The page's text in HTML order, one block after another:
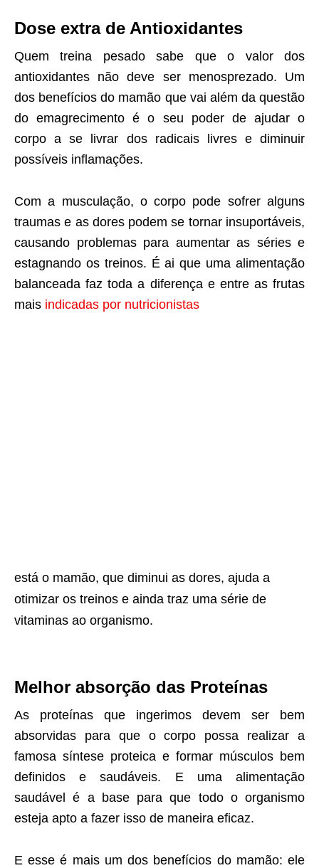
Dose extra de Antioxidantes
Quem treina pesado sabe que o valor dos
antioxidantes não deve ser menosprezado. Um
dos benefícios do mamão que vai além da questão
do emagrecimento é o seu poder de ajudar o
corpo a se livrar dos radicais livres e diminuir
possíveis inflamações.
Com a musculação, o corpo pode sofrer alguns
traumas e as dores podem se tornar insuportáveis,
causando problemas para aumentar as séries e
estagnando os treinos. É ai que uma alimentação
balanceada faz toda a diferença e entre as frutas
mais indicadas por nutricionistas
está o mamão, que diminui as dores, ajuda a
otimizar os treinos e ainda traz uma série de
vitaminas ao organismo.
Melhor absorção das Proteínas
As proteínas que ingerimos devem ser bem
absorvidas para que o corpo possa realizar a
famosa síntese proteica e formar músculos bem
definidos e saudáveis. E uma alimentação
saudável é a base para que todo o organismo
esteja apto a fazer isso de maneira eficaz.
E esse é mais um dos benefícios do mamão: ele